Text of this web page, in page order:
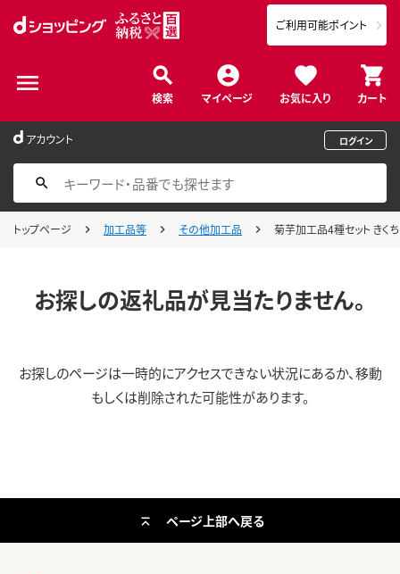
検索 マイページ お気に入り カート
ご利用可能ポイント
アカウント ログイン
トップページ 加工品等 その他加工品 菊芋加工品4種セット き
お探しの返礼品が見当たりません。
お探しのページは一時的にアクセスできない状況にあるか、移動
もしくは削除された可能性があります。
ページ上部へ戻る